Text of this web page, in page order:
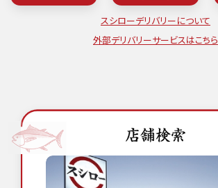
スシローデリバリーについて
外部デリバリーサービスはこちら